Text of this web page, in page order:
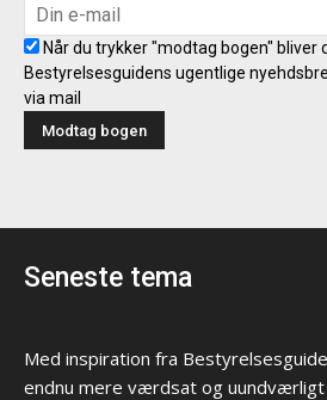
Når du trykker "modtag bogen" bliver
Bestyrelsesguidens ugentlige
via mail
Seneste tema
Med inspiration fra
endnu mere værdsat og